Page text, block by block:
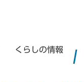
くらしの情報